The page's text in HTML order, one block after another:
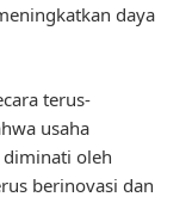
daya
terus-
usaha
diminati oleh
berinovasi dan